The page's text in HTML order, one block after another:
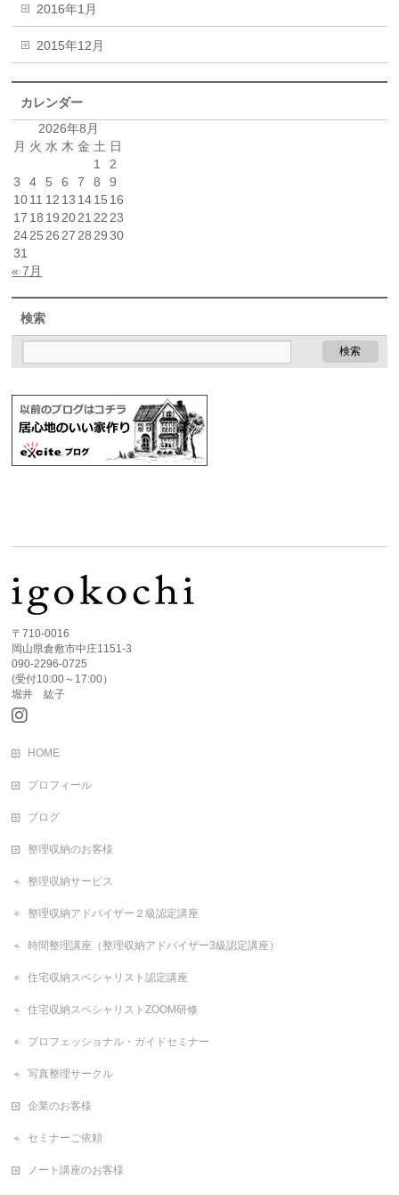
2016年1月
2015年12月
カレンダー
2026年8月
月 火 水 木 金 土 日
1
2
3
4 5 6 7 8
9
1011 12 13 1415 16
17 18 19 2021 22 23
2425 26 27 28 29 30
31
« 7月
検索
〒710-0016
岡山県倉敷市中庄1151-3
090-2296-0725
(受付10:00～17:00）
堀井 紘子
HOME
プロフィール
ブログ
整理収納のお客様
整理収納サービス
整理収納アドバイザー２級認定講座
時間整理講座（整理収納アドバイザー3級認定講座）
住宅収納スペシャリスト認定講座
住宅収納スペシャリストZOOM研修
プロフェッショナル・ガイドセミナー
写真整理サークル
企業のお客様
セミナーご依頼
ノート講座のお客様